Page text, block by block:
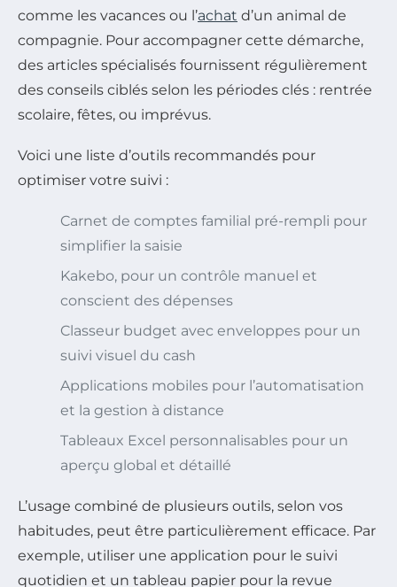
comme les vacances ou l’achat d’un animal de
compagnie. Pour accompagner cette démarche,
des articles spécialisés fournissent régulièrement
des conseils ciblés selon les périodes clés : rentrée
scolaire, fêtes, ou imprévus.
Voici une liste d’outils recommandés pour
optimiser votre suivi :
Carnet de comptes familial pré-rempli pour
simplifier la saisie
Kakebo, pour un contrôle manuel et
conscient des dépenses
Classeur budget avec enveloppes pour un
suivi visuel du cash
Applications mobiles pour l’automatisation
et la gestion à distance
Tableaux Excel personnalisables pour un
aperçu global et détaillé
L’usage combiné de plusieurs outils, selon vos
habitudes, peut être particulièrement efficace. Par
exemple, utiliser une application pour le suivi
quotidien et un tableau papier pour la revue